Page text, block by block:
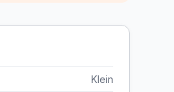
Klein